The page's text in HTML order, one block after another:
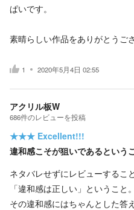
ぱいです。
素晴らしい作品をありがとうご
1 2020年5月4日 02:55
アクリル板W
686件のレビューを投稿
★★★ Excellent!!!
違和感こそが狙いであるという
ネタバレせずにレビューするこ
「違和感は正しい」ということ。
その違和感にはちゃんとした答